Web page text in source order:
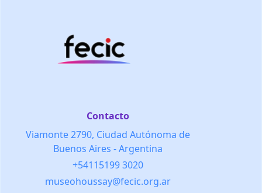
Contacto
Viamonte 2790, Ciudad Autónoma de
Buenos Aires - Argentina
+54115199 3020
museohoussay@fecic.org.ar